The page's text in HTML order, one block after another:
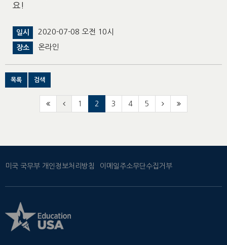
요!
일시 2020-07-08 오전 10시
장소 온라인
목록 검색
1 2 3 4 5
미국 국무부 개인정보처리방침 이메일주소무단수집거부